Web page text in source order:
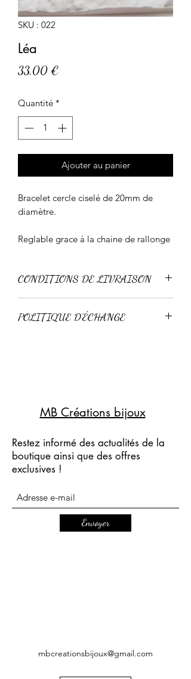
SKU : 022
Léa
33,00 €
Quantité *
Ajouter au panier
Bracelet cercle ciselé de 20mm de
diamètre.
Reglable grace à la chaine de rallonge
CONDITIONS DE LIVRAISON
Livraison express 24-48h
POLITIQUE D'ÉCHANGE
MB Créations bijoux
Restez informé des actualités de la
boutique ainsi que des offres
exclusives !
Envoyer
mbcreationsbijoux@gmail.com